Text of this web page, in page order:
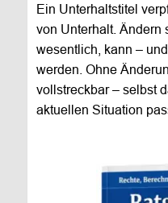
Ein Unterhaltstitel
von Unterhalt. Ändern
wesentlich, kann –
werden. Ohne
vollstreckbar – selbst
aktuellen Situation